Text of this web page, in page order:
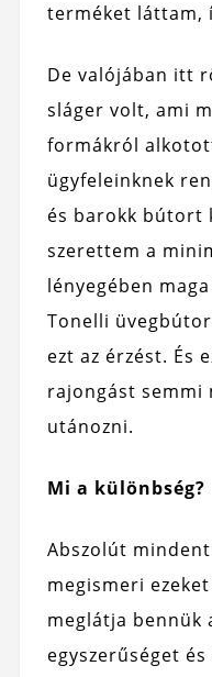
terméket láttam,
De valójában itt
sláger volt, ami
formákról
ügyfeleinknek
és barokk bútort
szerettem a
lényegében
Tonelli
ezt az érzést. És
rajongást semmi
utánozni.
Mi a különbség?
Abszolút
megismeri
meglátja bennük
egyszerűséget